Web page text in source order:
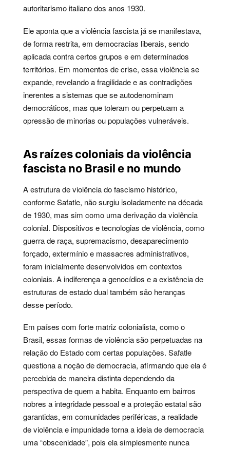
autoritarismo italiano dos anos 1930.
Ele aponta que a violência fascista já se manifestava,
de forma restrita, em democracias liberais, sendo
aplicada contra certos grupos e em determinados
territórios. Em momentos de crise, essa violência se
expande, revelando a fragilidade e as contradições
inerentes a sistemas que se autodenominam
democráticos, mas que toleram ou perpetuam a
opressão de minorias ou populações vulneráveis.
As raízes coloniais da violência
fascista no Brasil e no mundo
A estrutura de violência do fascismo histórico,
conforme Safatle, não surgiu isoladamente na década
de 1930, mas sim como uma derivação da violência
colonial. Dispositivos e tecnologias de violência, como
guerra de raça, supremacismo, desaparecimento
forçado, extermínio e massacres administrativos,
foram inicialmente desenvolvidos em contextos
coloniais. A indiferença a genocídios e a existência de
estruturas de estado dual também são heranças
desse período.
Em países com forte matriz colonialista, como o
Brasil, essas formas de violência são perpetuadas na
relação do Estado com certas populações. Safatle
questiona a noção de democracia, afirmando que ela é
percebida de maneira distinta dependendo da
perspectiva de quem a habita. Enquanto em bairros
nobres a integridade pessoal e a proteção estatal são
garantidas, em comunidades periféricas, a realidade
de violência e impunidade torna a ideia de democracia
uma “obscenidade”, pois ela simplesmente nunca